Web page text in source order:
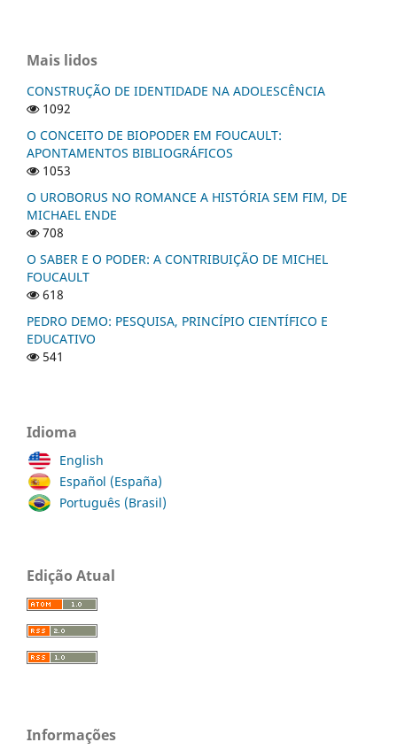
Mais lidos
CONSTRUÇÃO DE IDENTIDADE NA ADOLESCÊNCIA
1092
O CONCEITO DE BIOPODER EM FOUCAULT:
APONTAMENTOS BIBLIOGRÁFICOS
1053
O UROBORUS NO ROMANCE A HISTÓRIA SEM FIM, DE
MICHAEL ENDE
708
O SABER E O PODER: A CONTRIBUIÇÃO DE MICHEL
FOUCAULT
618
PEDRO DEMO: PESQUISA, PRINCÍPIO CIENTÍFICO E
EDUCATIVO
541
Idioma
English
Español (España)
Português (Brasil)
Edição Atual
Informações